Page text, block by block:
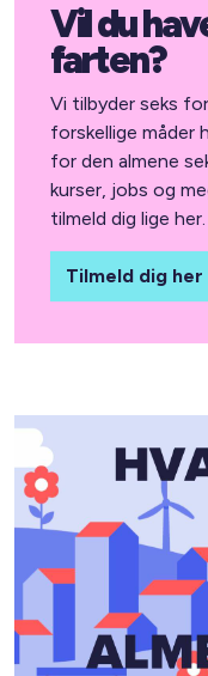
Vil du
farten?
Vi tilbyder seks
forskellige måder
for den almene
kurser, jobs og
tilmeld dig lige her.
Tilmeld dig her